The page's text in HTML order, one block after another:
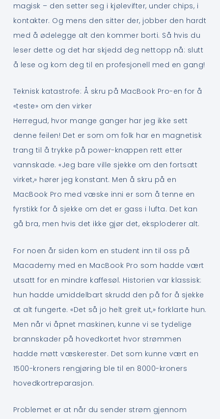
magisk – den setter seg i kjølevifter, under chips, i
kontakter. Og mens den sitter der, jobber den hardt
med å ødelegge alt den kommer borti. Så hvis du
leser dette og det har skjedd deg nettopp nå: slutt
å lese og kom deg til en profesjonell med en gang!
Teknisk katastrofe: Å skru på MacBook Pro-en for å
«teste» om den virker
Herregud, hvor mange ganger har jeg ikke sett
denne feilen! Det er som om folk har en magnetisk
trang til å trykke på power-knappen rett etter
vannskade. «Jeg bare ville sjekke om den fortsatt
virket,» hører jeg konstant. Men å skru på en
MacBook Pro med væske inni er som å tenne en
fyrstikk for å sjekke om det er gass i lufta. Det kan
gå bra, men hvis det ikke gjør det, eksploderer alt.
For noen år siden kom en student inn til oss på
Macademy med en MacBook Pro som hadde vært
utsatt for en mindre kaffesøl. Historien var klassisk:
hun hadde umiddelbart skrudd den på for å sjekke
at alt fungerte. «Det så jo helt greit ut,» forklarte hun.
Men når vi åpnet maskinen, kunne vi se tydelige
brannskader på hovedkortet hvor strømmen
hadde møtt væskerester. Det som kunne vært en
1500-kroners rengjøring ble til en 8000-kroners
hovedkortreparasjon.
Problemet er at når du sender strøm gjennom